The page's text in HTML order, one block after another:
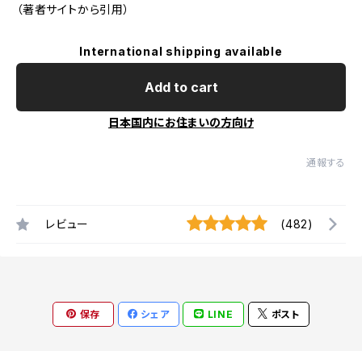
（著者サイトから引用）
International shipping available
Add to cart
日本国内にお住まいの方向け
通報する
レビュー (482)
保存 シェア LINE ポスト